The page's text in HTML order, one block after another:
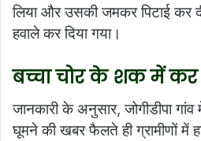
लिया और उसकी जमकर पिटाई कर
हवाले कर दिया गया।
बच्चा चोर के शक में कर
जानकारी के अनुसार, जोगीडीपा
घूमने की खबर फैलते ही ग्रामीणों